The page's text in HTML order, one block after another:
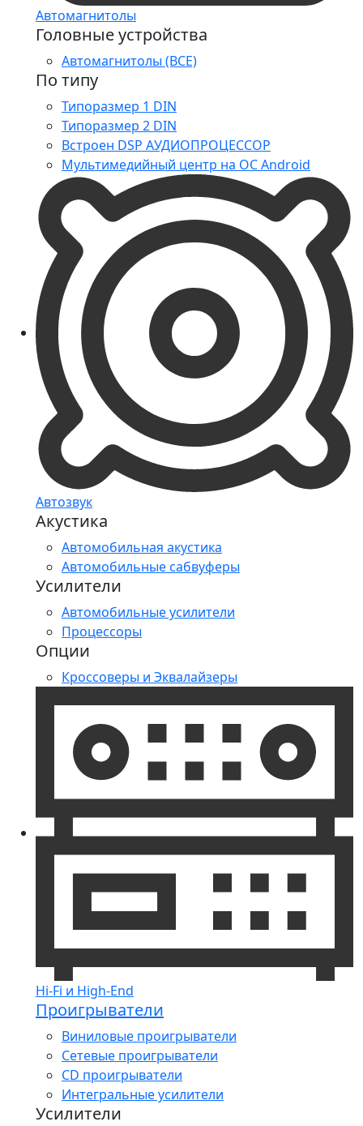
Автомагнитолы
Головные устройства
Автомагнитолы (ВСЕ)
По типу
Типоразмер 1 DIN
Типоразмер 2 DIN
Встроен DSP АУДИОПРОЦЕССОР
Мультимедийный центр на ОС Android
Автозвук
Акустика
Автомобильная акустика
Автомобильные сабвуферы
Усилители
Автомобильные усилители
Процессоры
Опции
Кроссоверы и Эквалайзеры
Hi-Fi и High-End
Проигрыватели
Виниловые проигрыватели
Сетевые проигрыватели
CD проигрыватели
Интегральные усилители
Усилители